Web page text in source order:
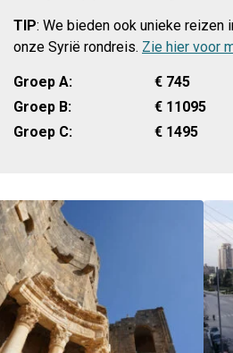
TIP: We bieden ook unieke reizen
onze Syrië rondreis. Zie hier voor
Groep A: € 745
Groep B:
€ 11095
Groep C:
€ 1495